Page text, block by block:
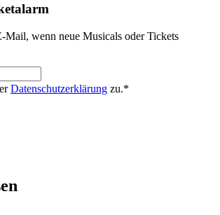
Mail, wenn neue Musicals oder Tickets
Datenschutzerklärung zu.*